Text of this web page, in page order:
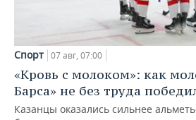
Спорт 07 авг, 07:00
«Кровь с молоком»: как
Барса» не без труда
Казанцы оказались сильнее